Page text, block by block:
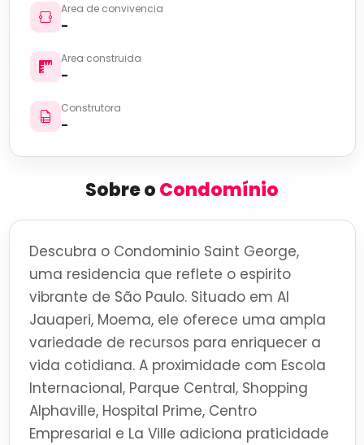
Area de convivencia
-
Area construida
-
Construtora
-
Sobre oCondomínio
Descubra o Condominio Saint George,
uma residencia que reflete o espirito
vibrante de São Paulo. Situado em Al
Jauaperi, Moema, ele oferece uma ampla
variedade de recursos para enriquecer a
vida cotidiana. A proximidade com Escola
Internacional, Parque Central, Shopping
Alphaville, Hospital Prime, Centro
Empresarial e La Ville adiciona praticidade